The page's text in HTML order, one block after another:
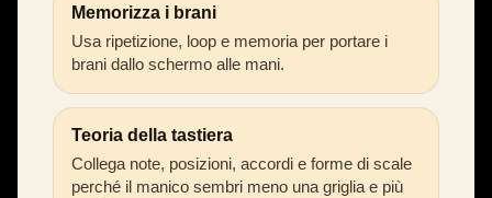
Memorizza i brani
Usa ripetizione, loop e memoria per portare i
brani dallo schermo alle mani.
Teoria della tastiera
Collega note, posizioni, accordi e forme di scale
perché il manico sembri meno una griglia e più